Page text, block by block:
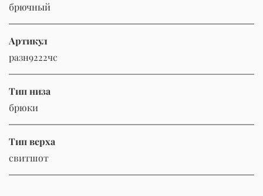
брючный
Артикул
разн9222чс
Тип низа
брюки
Тип верха
свитшот